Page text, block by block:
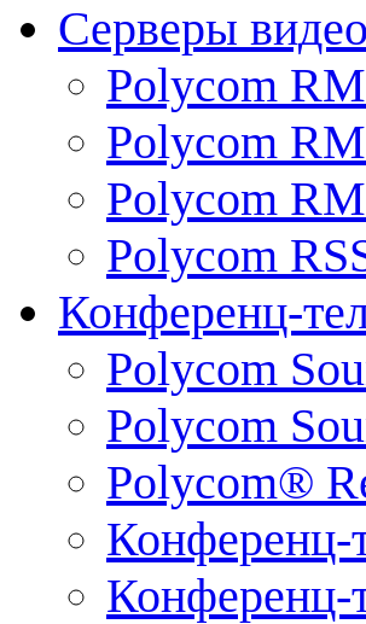
Серверы
Polycom
Polycom
Polycom
Polycom
Конференц-
Polycom
Polycom
Polycom®
Конференц-
Конференц-